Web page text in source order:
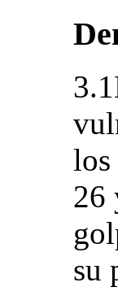
los
26
su